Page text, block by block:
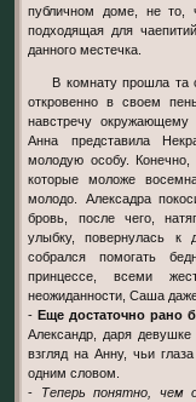
публичном доме, не то,
подходящая для
данного местечка.
В комнату прошла та самая "Софи", что же, она выглядела весьма
откровенно в своем
навстречу окружающему
Анна представила
молодую особу.
которые моложе
молодо. Алексадра
бровь, после чего,
улыбку, повернулась
собрался помогать
принцессе, всеми
неожиданности, Саша
-Еще достаточно рано
Александр, даря
взгляд на Анну, чьи
одним словом.
- Теперь понятно, чем